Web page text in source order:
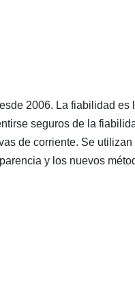
2006. La fiabilidad
seguros de la
de corriente. Se
y los nuevos